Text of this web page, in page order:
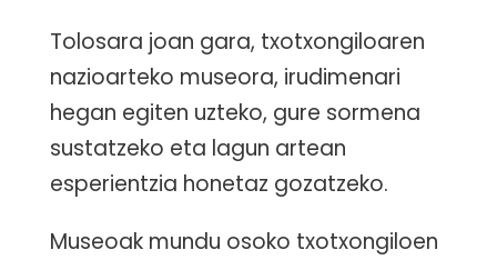
Tolosara joan gara, txotxongiloaren
nazioarteko museora, irudimenari
hegan egiten uzteko, gure sormena
sustatzeko eta lagun artean
esperientzia honetaz gozatzeko.
Museoak mundu osoko txotxongiloen